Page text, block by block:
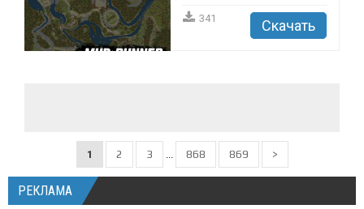
341 Скачать
1 2 3 ... 868 869 >
РЕКЛАМА